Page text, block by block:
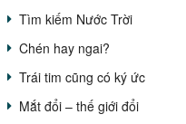
Tìm kiếm Nước Trời
Chén hay ngai?
Trái tim cũng có ký ức
Mắt đổi – thế giới đổi